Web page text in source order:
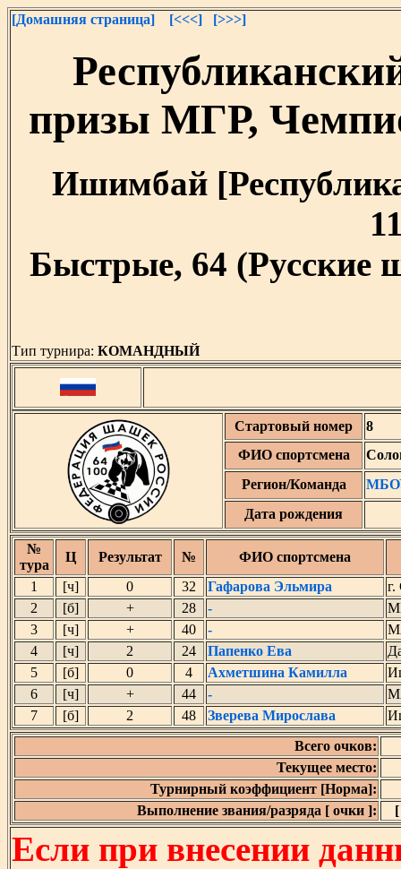
[Домашняя страница] [<<<] [>>>]
призы МГР,
Ишимбай
Быстрые, 64 (Русские
Тип турнира: КОМАНДНЫЙ
Стартовый номер
8
ФИО спортсмена
Регион/Команда
Дата рождения
№
тура
Ц Результат №
ФИО спортсмена
1
[ч] 0 32 Гафарова Эльмира
г.
2
[б] + 28 -
3
[ч] + 40 -
4
[ч] 2 24 Папенко Ева
5
[б] 0 4 Ахметшина Камилла
6
[ч] + 44 -
7
[б] 2 48 Зверева Мирослава
Всего очков:
Текущее место:
Турнирный коэффициент [Норма]:
Выполнение звания/разряда [ очки ]:
Если при внесении